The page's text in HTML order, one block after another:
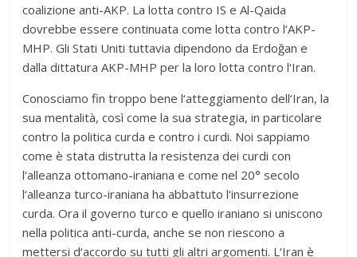
coalizione anti-AKP. La lotta contro IS e Al-Qaida
dovrebbe essere continuata come lotta contro l‘AKP-
MHP. Gli Stati Uniti tuttavia dipendono da Erdoğan e
dalla dittatura AKP-MHP per la loro lotta contro l‘Iran.
Conosciamo fin troppo bene l‘atteggiamento dell‘Iran, la
sua mentalità, così come la sua strategia, in particolare
contro la politica curda e contro i curdi. Noi sappiamo
come è stata distrutta la resistenza dei curdi con
l‘alleanza ottomano-iraniana e come nel 20° secolo
l‘alleanza turco-iraniana ha abbattuto l‘insurrezione
curda. Ora il governo turco e quello iraniano si uniscono
nella politica anti-curda, anche se non riescono a
mettersi d‘accordo su tutti gli altri argomenti. L‘Iran è